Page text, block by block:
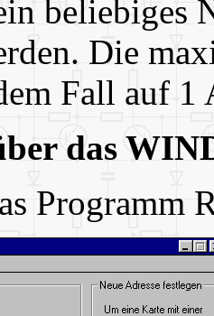
beliebiges
Die
Fall auf 1
das